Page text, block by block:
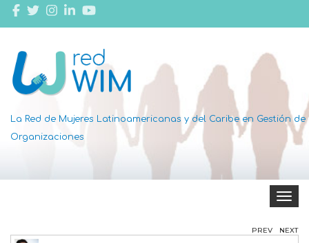
La Red de Mujeres Latinoamericanas y del Caribe en Gestión de
Organizaciones
Toggle
PREV NEXT